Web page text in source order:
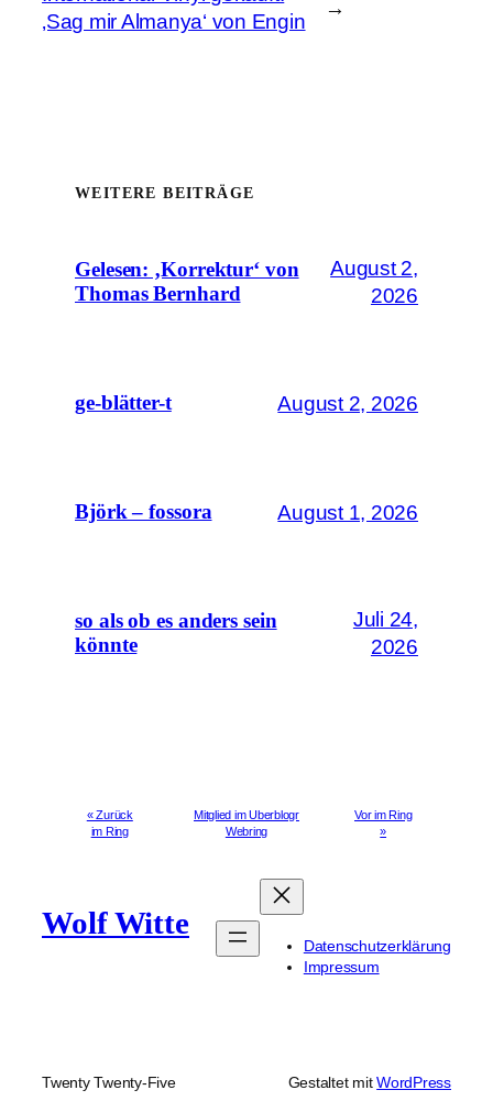
‚Sag mir Almanya‘ von Engin
→
WEITERE BEITRÄGE
Gelesen: ‚Korrektur‘ von
Thomas Bernhard
August 2,
2026
ge-blätter-t August 2, 2026
Björk – fossora August 1, 2026
so als ob es anders sein
könnte
Juli 24,
2026
« Zurück
im Ring
Mitglied im Uberblogr
Webring
Vor im Ring
»
Wolf Witte
Datenschutzerklärung
Impressum
Twenty Twenty-Five Gestaltet mitWordPress